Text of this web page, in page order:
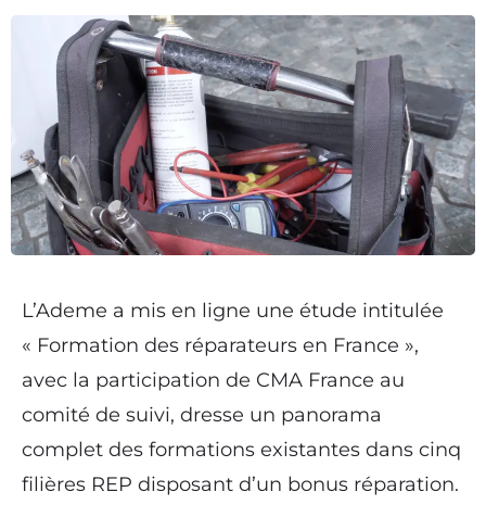
L’Ademe a mis en ligne une étude intitulée
« Formation des réparateurs en France »,
avec la participation de CMA France au
comité de suivi, dresse un panorama
complet des formations existantes dans cinq
filières REP disposant d’un bonus réparation.